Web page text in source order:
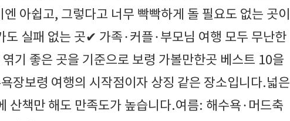
아쉽고, 그렇다고 너무 빡빡하게 돌 필요도 없는 곳이
실패 없는 곳✔ 가족·커플·부모님 여행 모두 무난한
기 좋은 곳을 기준으로 보령 가볼만한곳 베스트 10을
장보령 여행의 시작점이자 상징 같은 장소입니다.넓은
산책만 해도 만족도가 높습니다.여름: 해수욕·머드축